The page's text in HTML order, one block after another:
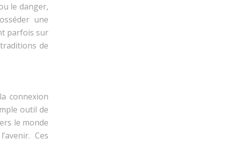
le danger,
une
parfois sur
de
connexion
outil de
le monde
Ces